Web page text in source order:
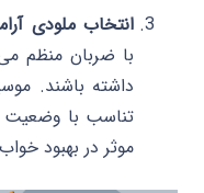
انتخاب ملودی
با ضربان منظم
داشته باشند.
تناسب با وضعیت
موثر در بهبود